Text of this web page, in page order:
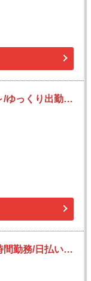
【午後から】13時～22時など/週2日～/ゆっくり出勤/日払いOK(規定有)/Wワーク可/未経験歓迎
【夕方から】16時～21時/週2日～短時間勤務/日払いOK/副業可/未経験OK